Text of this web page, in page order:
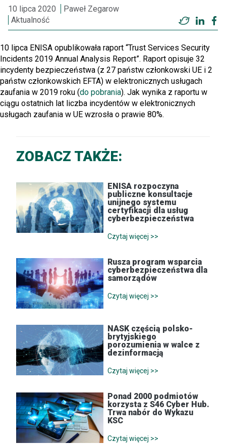
10 lipca 2020
Paweł Zegarow
Aktualność
Twitter
10 lipca ENISA opublikowała raport “Trust Services Security
Incidents 2019 Annual Analysis Report”. Raport opisuje 32
incydenty bezpieczeństwa (z 27 państw członkowski UE i 2
państw członkowskich EFTA) w elektronicznych usługach
zaufania w 2019 roku (do pobrania). Jak wynika z raportu w
ciągu ostatnich lat liczba incydentów w elektronicznych
usługach zaufania w UE wzrosła o prawie 80%.
ZOBACZ TAKŻE:
ENISA rozpoczyna
publiczne konsultacje
unijnego systemu
certyfikacji dla usług
cyberbezpieczeństwa
Czytaj więcej >>
Rusza program wsparcia
cyberbezpieczeństwa dla
samorządów
Czytaj więcej >>
NASK częścią polsko-
brytyjskiego
porozumienia w walce z
dezinformacją
Czytaj więcej >>
Ponad 2000 podmiotów
korzysta z S46 Cyber Hub.
Trwa nabór do Wykazu
KSC
Czytaj więcej >>